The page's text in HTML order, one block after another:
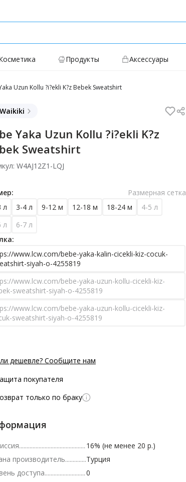
Продукты Аксессуары
Uzun Kollu ?i?ekli K?z Bebek Sweatshirt
Waikiki
Yaka Uzun Kollu ?i?ekli K?z
Sweatshirt
W4AJ12Z1-LQJ
Размерная сетка
л
3-4 л 9-12 м 12-18 м 18-24 м
4-5 л
л
6-7 л
www.lcw.com/bebe-yaka-kalin-cicekli-kiz-cocuk-
siyah-o-4255819
www.lcw.com/bebe-yaka-uzun-kollu-cicekli-kiz-
sweatshirt-siyah-o-4255819
www.lcw.com/bebe-yaka-uzun-kollu-cicekli-kiz-
sweatshirt-siyah-o-4255819
дешевле? Сообщите нам
покупателя
только по браку
16% (не менее 20 р.)
производитель
Турция
доступа
0